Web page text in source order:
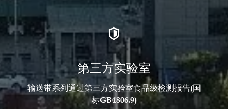

第三方实验室
输送带系列通过第三方实验室食品级检测报告(国
标GB4806.9)